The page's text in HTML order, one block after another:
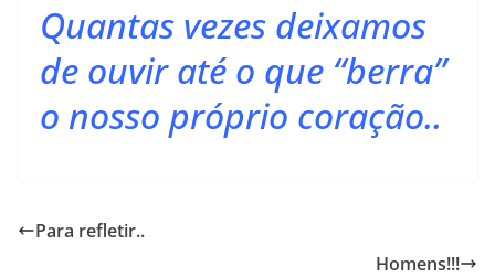
Quantas vezes deixamos
de ouvir até o que “berra”
o nosso próprio coração..
Para refletir..
Homens!!!